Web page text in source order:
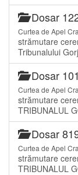
Dosar
Curtea de Apel
strămutare
Tribunalului
Dosar
Curtea de Apel
strămutare
TRIBUNALUL
Dosar
Curtea de Apel
strămutare
TRIBUNALUL